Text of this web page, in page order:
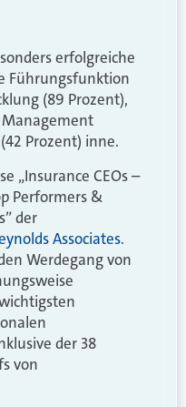
erfolgreiche
Führungsfunktion
(89 Prozent),
Management
Prozent) inne.
„Insurance CEOs –
Performers &
der
Associates.
Werdegang von
der 38
von